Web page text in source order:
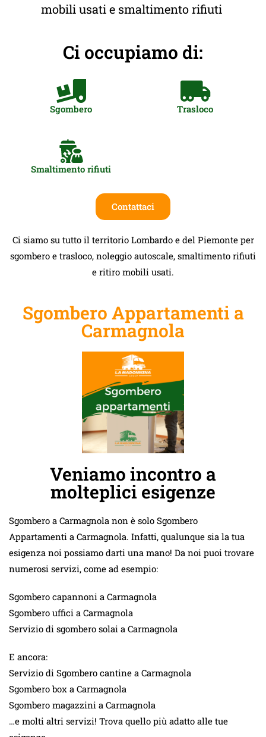
mobili usati e smaltimento rifiuti
Ci occupiamo di:
Sgombero Trasloco
Smaltimento rifiuti
Contattaci
Ci siamo su tutto il territorio Lombardo e del Piemonte per
sgombero e trasloco, noleggio autoscale, smaltimento rifiuti
e ritiro mobili usati.
Sgombero Appartamenti a
Carmagnola
Veniamo incontro a
molteplici esigenze
Sgombero a Carmagnola non è solo Sgombero
Appartamenti a Carmagnola. Infatti, qualunque sia la tua
esigenza noi possiamo darti una mano! Da noi puoi trovare
numerosi servizi, come ad esempio:
Sgombero capannoni a Carmagnola
Sgombero uffici a Carmagnola
Servizio di sgombero solai a Carmagnola
E ancora:
Servizio di Sgombero cantine a Carmagnola
Sgombero box a Carmagnola
Sgombero magazzini a Carmagnola
…e molti altri servizi! Trova quello più adatto alle tue